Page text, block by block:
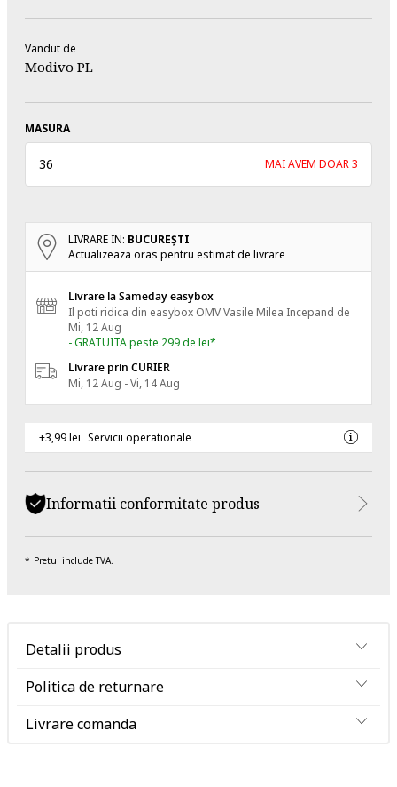
Vandut de
Modivo PL
MASURA
36 MAI AVEM DOAR 3
LIVRARE IN: BUCUREŞTI
Actualizeaza oras pentru estimat de livrare
Livrare la Sameday easybox
Il poti ridica din easybox OMV Vasile Milea Incepand de
Mi, 12 Aug
- GRATUITA peste 299 de lei*
Livrare prin CURIER
Mi, 12 Aug - Vi, 14 Aug
+3,99 lei Servicii operationale
Informatii conformitate produs
Pretul include TVA.
Detalii produs
Politica de returnare
Livrare comanda